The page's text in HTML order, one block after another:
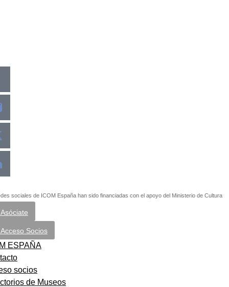
sociales de ICOM España han sido financiadas con el apoyo del Ministerio de Cultura
Asóciate
Acceso Socios
ESPAÑA
socios
de Museos